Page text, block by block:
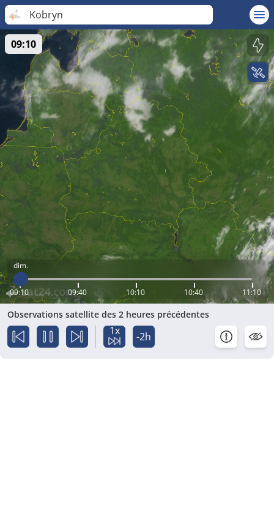
Kobryn
dim.
09:10 09:40 10:10 10:40 11:10
09:10
Observations satellite des 2 heures précédentes
1x -2h